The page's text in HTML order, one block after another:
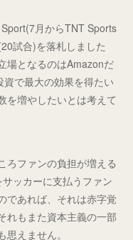
月からTNT Sports
試合)を落札しました
場となるのはAmazonだ
で最大の効果を得たい
を増やしたいとは考えて
ろファンの負担が増える
ッカーに支払うファン
であれば、それは赤字覚
れもまた資本主義の一部
えません。